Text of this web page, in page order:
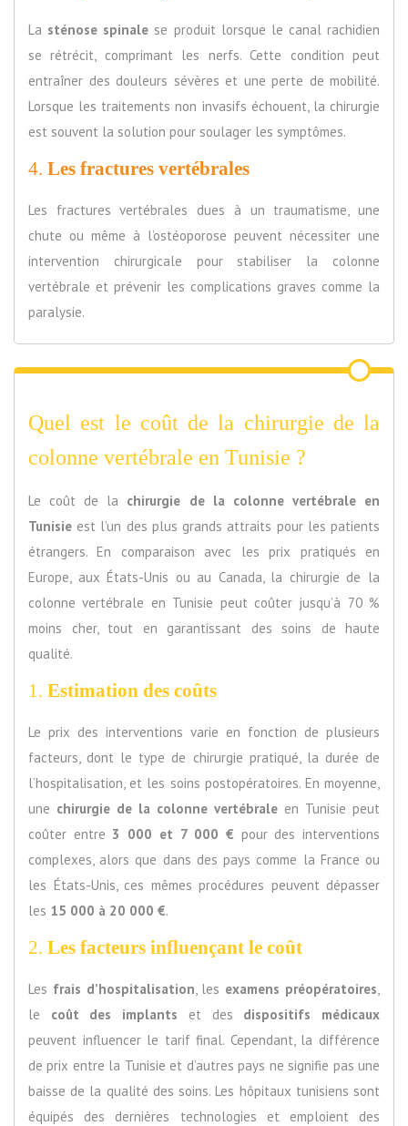
La sténose spinale se produit lorsque le canal rachidien
se rétrécit, comprimant les nerfs. Cette condition peut
entraîner des douleurs sévères et une perte de mobilité.
Lorsque les traitements non invasifs échouent, la chirurgie
est souvent la solution pour soulager les symptômes.
4. Les fractures vertébrales
Les fractures vertébrales dues à un traumatisme, une
chute ou même à l’ostéoporose peuvent nécessiter une
intervention chirurgicale pour stabiliser la colonne
vertébrale et prévenir les complications graves comme la
paralysie.
Quel est le coût de la chirurgie de la
colonne vertébrale en Tunisie ?
Le coût de la chirurgie de la colonne vertébrale en
Tunisie est l’un des plus grands attraits pour les patients
étrangers. En comparaison avec les prix pratiqués en
Europe, aux États-Unis ou au Canada, la chirurgie de la
colonne vertébrale en Tunisie peut coûter jusqu’à 70 %
moins cher, tout en garantissant des soins de haute
qualité.
1. Estimation des coûts
Le prix des interventions varie en fonction de plusieurs
facteurs, dont le type de chirurgie pratiqué, la durée de
l’hospitalisation, et les soins postopératoires. En moyenne,
une chirurgie de la colonne vertébrale en Tunisie peut
coûter entre 3 000 et 7 000 € pour des interventions
complexes, alors que dans des pays comme la France ou
les États-Unis, ces mêmes procédures peuvent dépasser
les 15 000 à 20 000 €.
2. Les facteurs influençant le coût
Les frais d’hospitalisation, les examens préopératoires,
le coût des implants et des dispositifs médicaux
peuvent influencer le tarif final. Cependant, la différence
de prix entre la Tunisie et d’autres pays ne signifie pas une
baisse de la qualité des soins. Les hôpitaux tunisiens sont
équipés des dernières technologies et emploient des